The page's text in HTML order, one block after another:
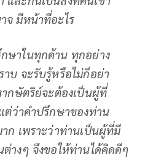
จ มีหน้าที่อะไร
ษาในทุกด้าน ทุกอย่าง
บ จะรับรู้หรือไม่ก็อย่า
กษัตริย์จะต้องเป็นผู้ที่
ต่ว่าคำปรึกษาของท่าน
ก เพราะว่าท่านเป็นผู้ที่มี
างๆ จึงขอให้ท่านได้คิดดีๆ